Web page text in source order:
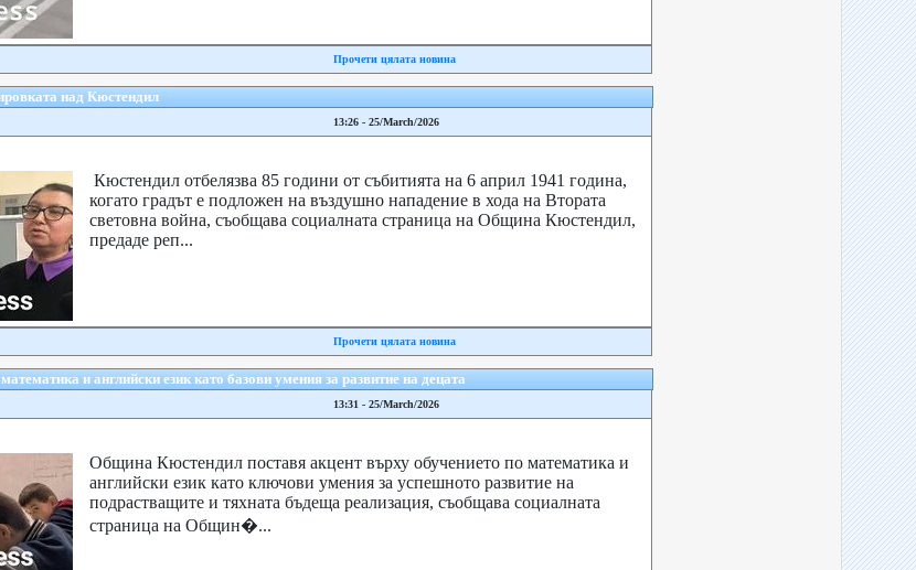
Прочети цялата новина
над Кюстендил
13:26 - 25/March/2026
Кюстендил отбелязва 85 години от събитията на 6 април 1941 година,
когато градът е подложен на въздушно нападение в хода на Втората
световна война, съобщава социалната страница на Община Кюстендил,
предаде реп...
Прочети цялата новина
и английски език като базови умения за развитие на децата
13:31 - 25/March/2026
Община Кюстендил поставя акцент върху обучението по математика и
английски език като ключови умения за успешното развитие на
подрастващите и тяхната бъдеща реализация, съобщава социалната
страница на Общин�...